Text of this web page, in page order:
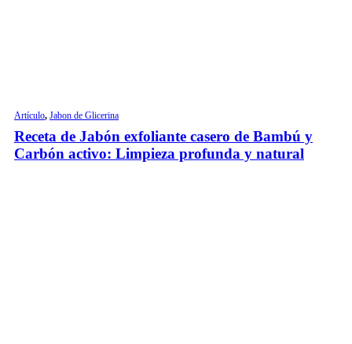
Artículo, Jabon de Glicerina
Receta de Jabón exfoliante casero de Bambú y
Carbón activo: Limpieza profunda y natural